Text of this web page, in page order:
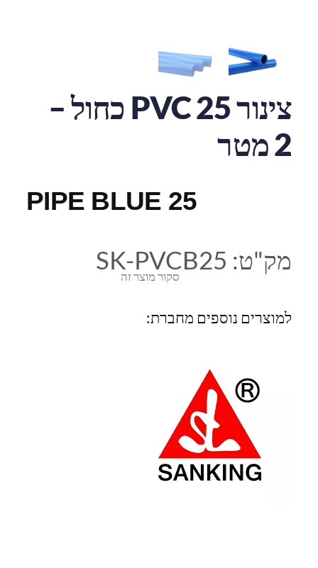
צינור 25 PVC כחול –
2 מטר
PIPE BLUE 25
סקור מוצר זה
מק"ט: SK-PVCB25
למוצרים נוספים מחברת: